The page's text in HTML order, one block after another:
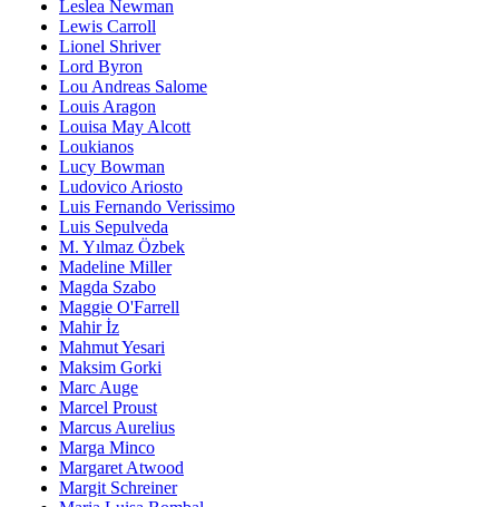
Leslea Newman
Lewis Carroll
Lionel Shriver
Lord Byron
Lou Andreas Salome
Louis Aragon
Louisa May Alcott
Loukianos
Lucy Bowman
Ludovico Ariosto
Luis Fernando Verissimo
Luis Sepulveda
M. Yılmaz Özbek
Madeline Miller
Magda Szabo
Maggie O'Farrell
Mahir İz
Mahmut Yesari
Maksim Gorki
Marc Auge
Marcel Proust
Marcus Aurelius
Marga Minco
Margaret Atwood
Margit Schreiner